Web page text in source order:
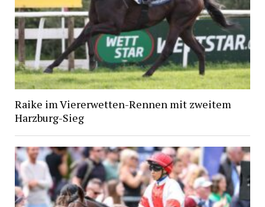
Raike im Viererwetten-Rennen mit zweitem
Harzburg-Sieg